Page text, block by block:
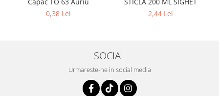
0,38 Lei
2,44 Lei
SOCIAL
Urmareste-ne in social media